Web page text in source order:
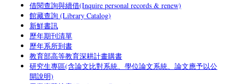
借閱查詢與續借(Inquire personal records & renew)
館藏查詢 (Library Catalog)
新鮮書訊
歷年期刊清單
歷年系所到書
教育部高等教育深耕計畫購書
研究生專區(含論文比對系統、學位論文系統、論文應予以公
開說明)